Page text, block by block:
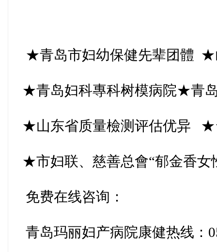
★青岛市妇幼保健先辈团體 ★
★青岛妇科專科树模病院★青
★山东省质量檢测评估优异 ★
★市妇联、慈善总會“郁金香女
免费在线咨询：
青岛玛丽妇产病院康健热线：